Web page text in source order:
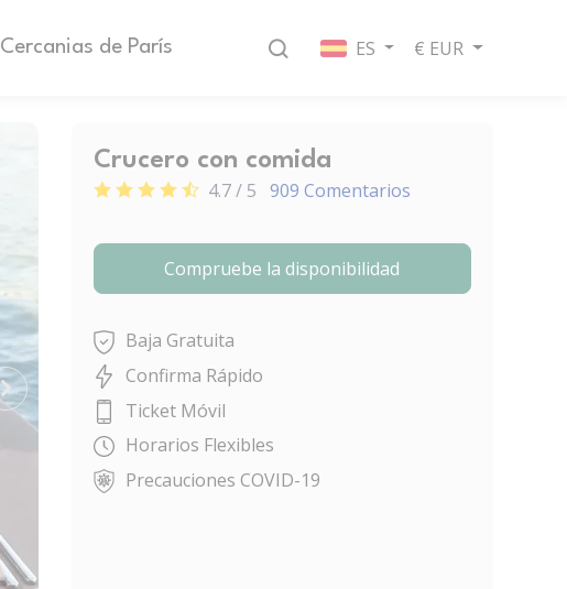
Cercanias de París ES € EUR
Crucero con comida
4.7 / 5 909 Comentarios
Compruebe la disponibilidad
Baja Gratuita
Confirma Rápido
Ticket Móvil
Horarios Flexibles
Precauciones COVID-19